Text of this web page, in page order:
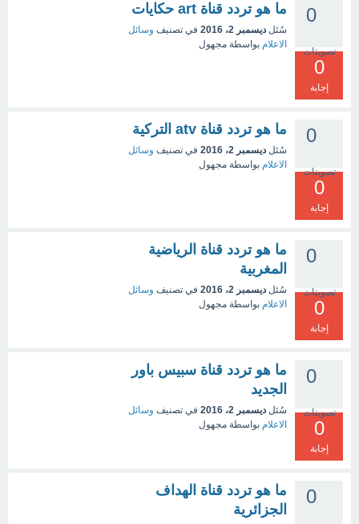
0
تصويتات
0
إجابة
ما هو تردد قناة art حكايات
سُئل ديسمبر 2، 2016 في تصنيف وسائل
الاعلام بواسطة مجهول
0
تصويتات
0
إجابة
ما هو تردد قناة atv التركية
سُئل ديسمبر 2، 2016 في تصنيف وسائل
الاعلام بواسطة مجهول
0
تصويتات
0
إجابة
ما هو تردد قناة الرياضية
المغربية
سُئل ديسمبر 2، 2016 في تصنيف وسائل
الاعلام بواسطة مجهول
0
تصويتات
0
إجابة
ما هو تردد قناة سبيس باور
الجديد
سُئل ديسمبر 2، 2016 في تصنيف وسائل
الاعلام بواسطة مجهول
0
ما هو تردد قناة الهداف
الجزائرية